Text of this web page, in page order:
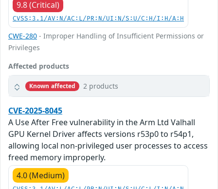
9.8 (Critical)
CVSS:3.1/AV:N/AC:L/PR:N/UI:N/S:U/C:H/I:H/A:H
CWE-280 - Improper Handling of Insufficient Permissions or
Privileges
Affected products
Known affected 2 products
CVE-2025-8045
A Use After Free vulnerability in the Arm Ltd Valhall
GPU Kernel Driver affects versions r53p0 to r54p1,
allowing local non-privileged user processes to access
freed memory improperly.
4.0 (Medium)